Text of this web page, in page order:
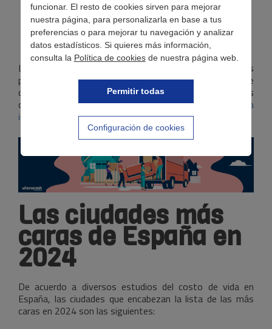
funcionar. El resto de cookies sirven para mejorar
nuestra página, para personalizarla en base a tus
preferencias o para mejorar tu navegación y analizar
datos estadísticos. Si quieres más información,
consulta la Política de cookiesde nuestra página web.
Permitir todas
Configuración de cookies
todos los niveles y el material educativo.
Ocio. Actividades de entretenimiento y cultura,
como cine, teatro, eventos deportivos o viajes.
Las categorías son más numerosas, pero estas son las
principales. El costo de vida es una media de lo que tiene
que gastar una familia para cubrir todas estas
categorías, y su incremento es uno de lossíntomas de la
inflación
Las ciudades más
caras de España en
2024
De acuerdo a diversos estudios del costo de vida en
España, las ciudades que encabezan la lista de las más
caras en 2024 son las siguientes: